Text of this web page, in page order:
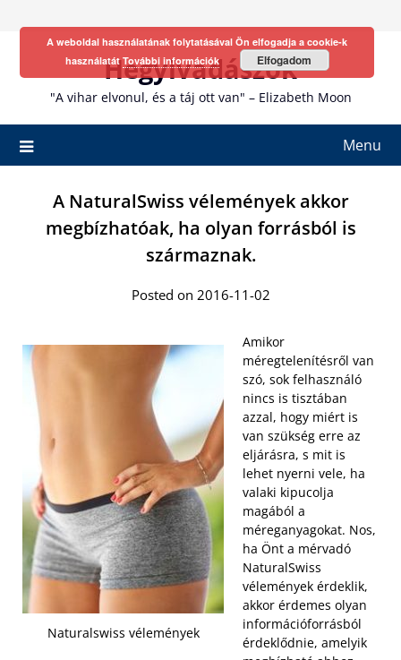
Hegyivadászok
"A vihar elvonul, és a táj ott van" – Elizabeth Moon
Menu
A NaturalSwiss vélemények akkor
megbízhatóak, ha olyan forrásból is
származnak.
Posted on 2016-11-02
Naturalswiss vélemények
Amikor
méregtelenítésről van
szó, sok felhasználó
nincs is tisztában
azzal, hogy miért is
van szükség erre az
eljárásra, s mit is
lehet nyerni vele, ha
valaki kipucolja
magából a
méreganyagokat. Nos,
ha Önt a mérvadó
NaturalSwiss
vélemények érdeklik,
akkor érdemes olyan
információforrásból
érdeklődnie, amelyik
A weboldal használatának folytatásával Ön elfogadja a cookie-k
használatátTovábbi információk Elfogadom